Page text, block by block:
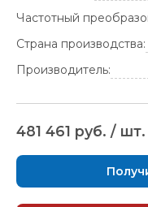
Частотный
Страна производства:
Производитель:
481 461 руб. / шт.